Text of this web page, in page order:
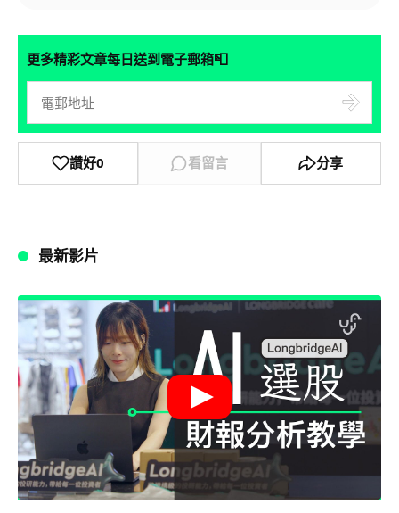
更多精彩文章每日送到電子郵箱📮
讚好0 看留言 分享
最新影片